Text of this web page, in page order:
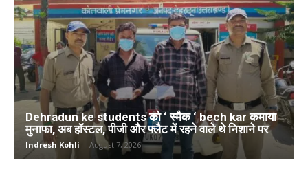
Dehradun ke students को ‘ स्मैक ‘ bech kar कमाया
मुनाफा, अब हॉस्टल, पीजी और फ्लैट में रहने वाले थे निशाने पर
Indresh Kohli - August 7, 2026